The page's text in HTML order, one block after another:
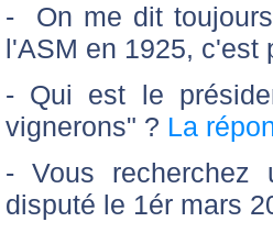
- On me dit
l'ASM en 1925, c'est
- Qui est le
vignerons" ? La
- Vous recherchez
disputé le 1ér mars